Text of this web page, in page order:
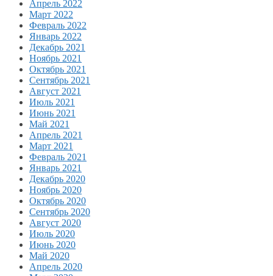
Апрель 2022
Март 2022
Февраль 2022
Январь 2022
Декабрь 2021
Ноябрь 2021
Октябрь 2021
Сентябрь 2021
Август 2021
Июль 2021
Июнь 2021
Май 2021
Апрель 2021
Март 2021
Февраль 2021
Январь 2021
Декабрь 2020
Ноябрь 2020
Октябрь 2020
Сентябрь 2020
Август 2020
Июль 2020
Июнь 2020
Май 2020
Апрель 2020